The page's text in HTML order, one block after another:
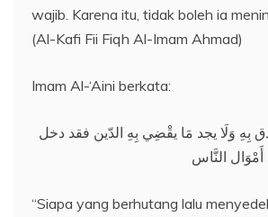
wajib. Karena itu, tidak boleh ia
(Al-Kafi Fii Fiqh Al-Imam Ahmad)
Imam Al-‘Aini berkata:
بِهِ وَلَا يجد مَا يقْضِي بِهِ الدّين فقد دخل
النَّاس
“Siapa yang berhutang lalu